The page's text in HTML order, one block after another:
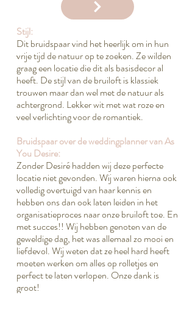
Stijl:
Dit bruidspaar vind het heerlijk om in hun
vrije tijd de natuur op te zoeken. Ze wilden
graag een locatie die dit als basisdecor al
heeft. De stijl van de bruiloft is klassiek
trouwen maar dan wel met de natuur als
achtergrond. Lekker wit met wat roze en
veel verlichting voor de romantiek.
Bruidspaar over de weddingplanner van As
You Desire:
Zonder Desiré hadden wij deze perfecte
locatie niet gevonden. Wij waren hierna ook
volledig overtuigd van haar kennis en
hebben ons dan ook laten leiden in het
organisatieproces naar onze bruiloft toe. En
met succes!! Wij hebben genoten van de
geweldige dag, het was allemaal zo mooi en
liefdevol. Wij weten dat ze heel hard heeft
moeten werken om alles op rolletjes en
perfect te laten verlopen. Onze dank is
groot!